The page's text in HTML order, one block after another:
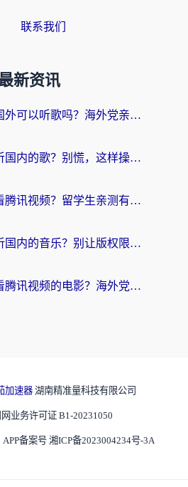
联系我们
新资讯
酷狗会员在国外可以听歌吗？海外党亲测有效：3步解决音乐权限难题
在国外无法听国内的歌？别慌，这样操作就能畅听QQ音乐（附亲测加速器推荐）
在国外如何看腾讯视频？留学生亲测有效的回国加速方案
在国外怎么听国内的音乐？别让版权限制断了你的华语歌单
怎么在国外看腾讯视频的电影？海外党亲测有效的回国加速指南
加速器 湖南精准量科技有限公司
业务许可证 B1-20231050
APP备案号 湘ICP备2023004234号-3A